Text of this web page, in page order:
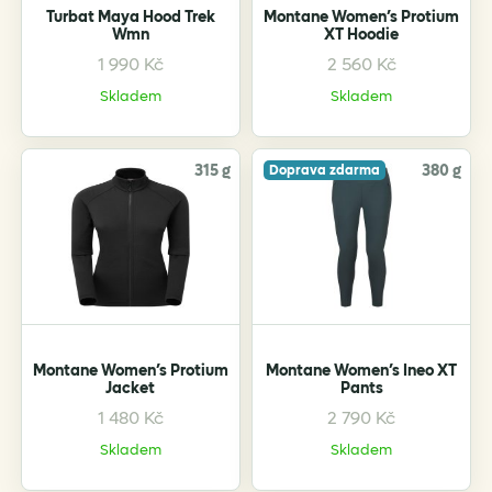
product
page
product
page
Turbat Maya Hood Trek
Wmn
1 990 Kč
Skladem
This
product
multiple
variants.
The
options
may
chosen
on
product
page
Montane Women’s Protium
XT Hoodie
2 560 Kč
Skladem
This
product
multiple
variants.
The
options
may
be
chosen
on
product
page
315 g
Montane Women’s Protium
Jacket
1 480 Kč
Skladem
This
product
Doprava zdarma 380 g
Montane Women’s Ineo XT
Pants
2 790 Kč
Skladem
This
product